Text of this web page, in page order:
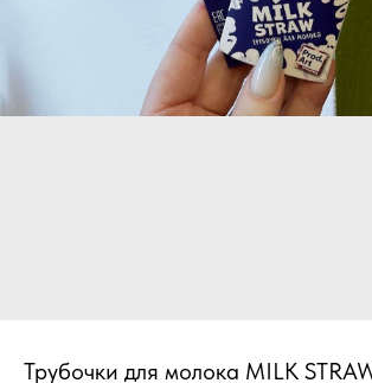
Трубочки для молока MILK